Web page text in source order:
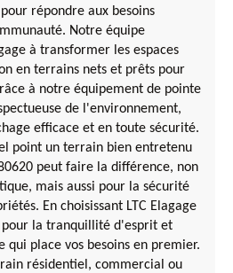
répondre aux besoins
Notre équipe
à transformer les espaces
en terrains nets et prêts pour
à notre équipement de pointe
de l'environnement,
efficace et en toute sécurité.
point un terrain bien entretenu
peut faire la différence, non
mais aussi pour la sécurité
En choisissant LTC Elagage
pour la tranquillité d'esprit et
qui place vos besoins en premier.
résidentiel, commercial ou